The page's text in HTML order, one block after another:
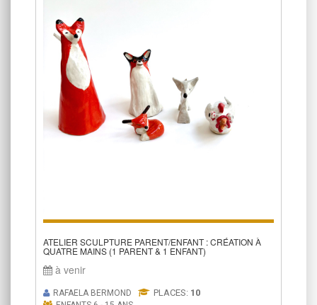
ATELIER SCULPTURE PARENT/ENFANT : CRÉATION À
QUATRE MAINS (1 PARENT & 1 ENFANT)
à venir
RAFAELA BERMOND PLACES: 10